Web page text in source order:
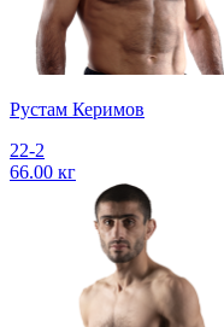
Рустам Керимов
22-2
66.00 кг